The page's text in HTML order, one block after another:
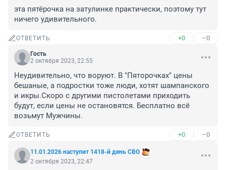
эта пятёрочка на затулинке практически, поэтому тут
ничего удивительного.
ОТВЕТИТЬ +0 –0
Гость
2 октября 2023, 22:55
Неудивительно, что воруют. В "Пяторочках" цены
бешаные, а подростки тоже люди, хотят шампанского
и икры.Скоро с другими пистолетами приходить
будут, если цены не остановятся. Бесплатно всё
возьмут Мужчины.
ОТВЕТИТЬ +0 –0
11.01.2026 наступит 1418-й день СВО
2 октября 2023, 22:47